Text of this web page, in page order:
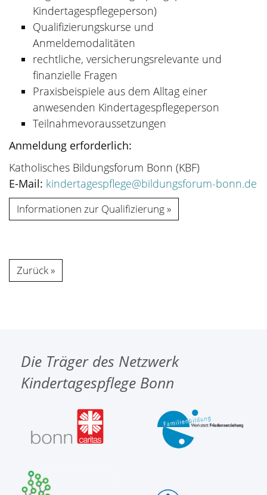
Kindertagespflegeperson)
Qualifizierungskurse und
Anmeldemodalitäten
rechtliche, versicherungsrelevante und
finanzielle Fragen
Praxisbeispiele aus dem Alltag einer
anwesenden Kindertagespflegeperson
Teilnahmevoraussetzungen
Anmeldung erforderlich:
Katholisches Bildungsforum Bonn (KBF)
E-Mail: kindertagespflege@bildungsforum-bonn.de
Informationen zur Qualifizierung
Zurück
Die Träger des Netzwerk
Kindertagespflege Bonn